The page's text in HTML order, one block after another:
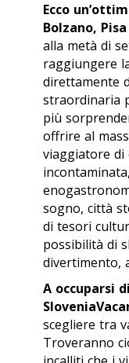
Ecco
Bolzano,
alla metà di
raggiungere
direttamente
straordinaria
più
offrire al
viaggiatore di
sogno, città
di tesori
possibilità di
divertimento,
A occuparsi
scegliere tra
Troveranno